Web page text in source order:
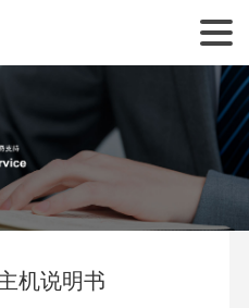
机说明书